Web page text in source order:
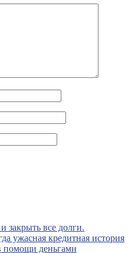
закрыть все долги.
ужасная кредитная история
помощи деньгами